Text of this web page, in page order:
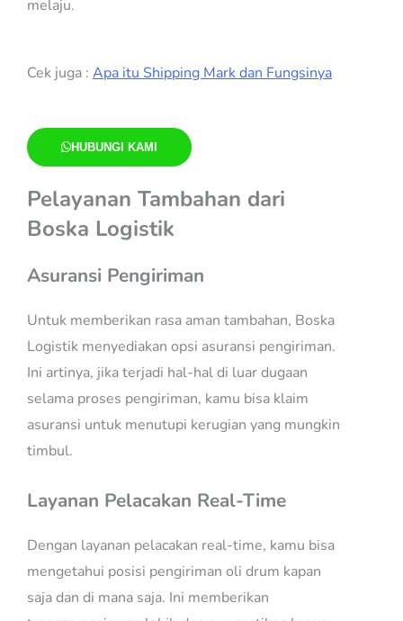
melaju.
Cek juga : Apa itu Shipping Mark dan Fungsinya
HUBUNGI KAMI
Pelayanan Tambahan dari
Boska Logistik
Asuransi Pengiriman
Untuk memberikan rasa aman tambahan, Boska
Logistik menyediakan opsi asuransi pengiriman.
Ini artinya, jika terjadi hal-hal di luar dugaan
selama proses pengiriman, kamu bisa klaim
asuransi untuk menutupi kerugian yang mungkin
timbul.
Layanan Pelacakan Real-Time
Dengan layanan pelacakan real-time, kamu bisa
mengetahui posisi pengiriman oli drum kapan
saja dan di mana saja. Ini memberikan